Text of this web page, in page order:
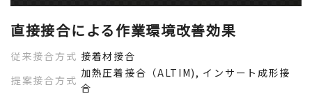
直接接合による作業環境改善効果
従来接合方式 接着材接合
提案接合方式
加熱圧着接合（ALTIM), インサート成形接
合